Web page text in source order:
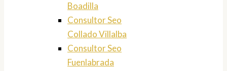
Boadilla
Consultor Seo
Collado Villalba
Consultor Seo
Fuenlabrada